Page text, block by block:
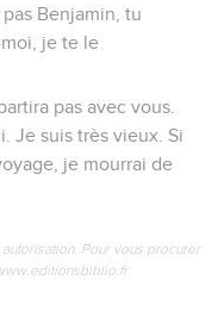
Benjamin, tu
je te le
pas avec vous.
Je suis très vieux. Si
je mourrai de
Pour vous procurer